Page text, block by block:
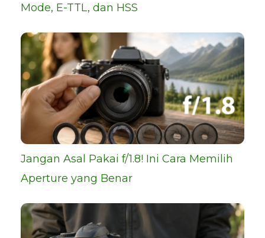
Mode, E-TTL, dan HSS
Jangan Asal Pakai f/1.8! Ini Cara Memilih
Aperture yang Benar